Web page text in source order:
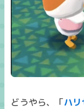
どうやら、「ハ